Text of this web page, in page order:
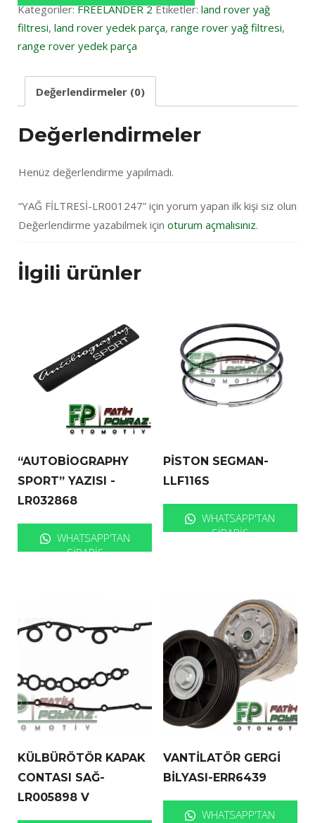
Kategoriler:FREELANDER 2 Etiketler: land rover yağ
filtresi, land rover yedek parça, range rover yağ filtresi,
range rover yedek parça
Değerlendirmeler (0)
Değerlendirmeler
Henüz değerlendirme yapılmadı.
“YAĞ FİLTRESİ-LR001247” için yorum yapan ilk kişi siz olun
Değerlendirme yazabilmek için oturum açmalısınız.
İlgili ürünler
“AUTOBİOGRAPHY
SPORT” YAZISI -
LR032868
WHATSAPP'TAN
SIPARIŞ
PİSTON SEGMAN-
LLF116S
WHATSAPP'TAN
SIPARIŞ
KÜLBÜRÖTÖR KAPAK
CONTASI SAĞ-
LR005898 V
VANTİLATÖR GERGİ
BİLYASI-ERR6439
WHATSAPP'TAN